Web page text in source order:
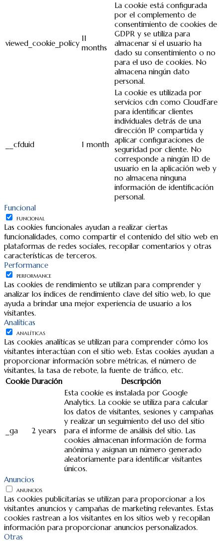
viewed_cookie_policy
11
months
La cookie está configurada
por el complemento de
consentimiento de cookies de
GDPR y se utiliza para
almacenar si el usuario ha
dado su consentimiento o no
para el uso de cookies. No
almacena ningún dato
personal.
__cfduid 1 month
La cookie es utilizada por
servicios cdn como CloudFare
para identificar clientes
individuales detrás de una
dirección IP compartida y
aplicar configuraciones de
seguridad por cliente. No
corresponde a ningún ID de
usuario en la aplicación web y
no almacena ninguna
información de identificación
personal.
Funcional
FUNCIONAL
Las cookies funcionales ayudan a realizar ciertas
funcionalidades, como compartir el contenido del sitio web en
plataformas de redes sociales, recopilar comentarios y otras
características de terceros.
Performance
PERFORMANCE
Las cookies de rendimiento se utilizan para comprender y
analizar los índices de rendimiento clave del sitio web, lo que
ayuda a brindar una mejor experiencia de usuario a los
visitantes.
Analíticas
ANALÍTICAS
Las cookies analíticas se utilizan para comprender cómo los
visitantes interactúan con el sitio web. Estas cookies ayudan a
proporcionar información sobre métricas, el número de
visitantes, la tasa de rebote, la fuente de tráfico, etc.
Cookie Duración Descripción
_ga 2 years
Esta cookie es instalada por Google
Analytics. La cookie se utiliza para calcular
los datos de visitantes, sesiones y campañas
y realizar un seguimiento del uso del sitio
para el informe de análisis del sitio. Las
cookies almacenan información de forma
anónima y asignan un número generado
aleatoriamente para identificar visitantes
únicos.
Anuncios
ANUNCIOS
Las cookies publicitarias se utilizan para proporcionar a los
visitantes anuncios y campañas de marketing relevantes. Estas
cookies rastrean a los visitantes en los sitios web y recopilan
información para proporcionar anuncios personalizados.
Otras